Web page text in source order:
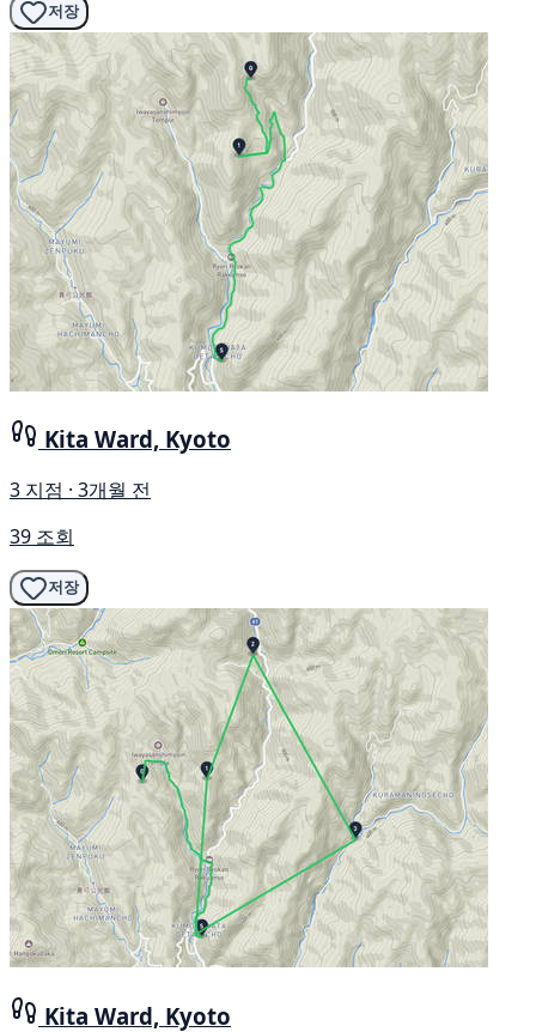
저장
Kita Ward, Kyoto
3 지점 · 3개월 전
39 조회
저장
Kita Ward, Kyoto